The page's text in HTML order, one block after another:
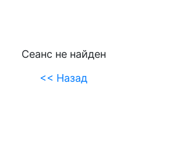
Сеанс не найден
<< Назад